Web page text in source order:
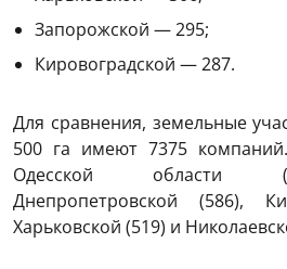
Запорожской — 295;
Кировоградской — 287.
Для сравнения, земельные
500 га имеют 7375
Одесской области
Днепропетровской (586),
Харьковской (519) и